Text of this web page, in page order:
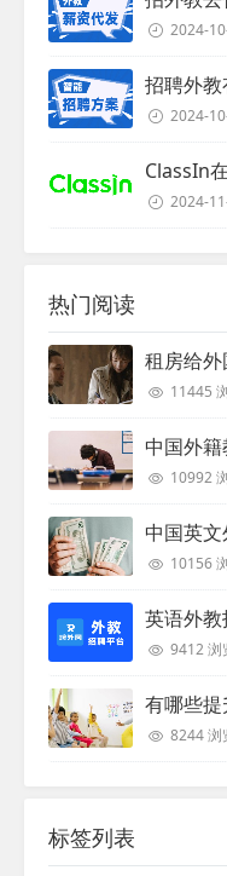
2024-
2024-
2024-
热门阅读
租房给外
11445
10992
中国英
10156
英语外教
9412 浏
有哪些提
8244 浏
标签列表